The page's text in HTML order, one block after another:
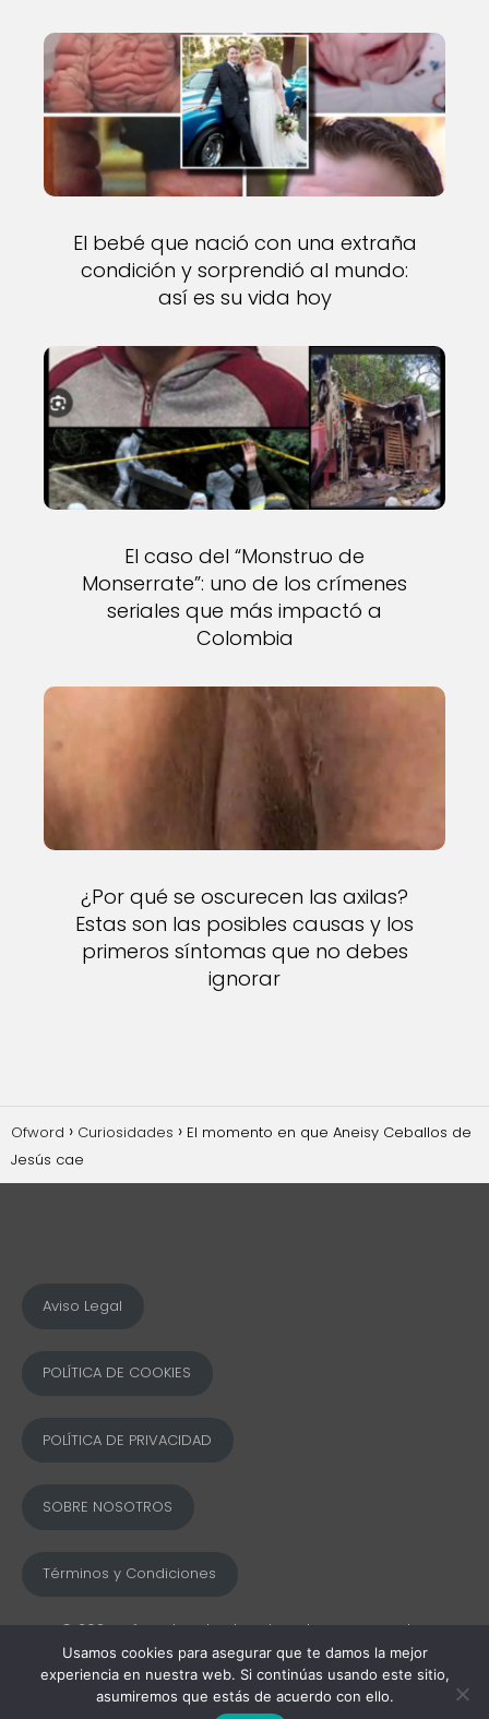
El bebé que nació con una extraña
condición y sorprendió al mundo:
así es su vida hoy
El caso del “Monstruo de
Monserrate”: uno de los crímenes
seriales que más impactó a
Colombia
¿Por qué se oscurecen las axilas?
Estas son las posibles causas y los
primeros síntomas que no debes
ignorar
Ofword Curiosidades
El momento en que Aneisy Ceballos de
Jesús cae
Aviso Legal
POLÍTICA DE COOKIES
POLÍTICA DE PRIVACIDAD
SOBRE NOSOTROS
Términos y Condiciones
© 2025 Ofword Todos los derechos reservados
Usamos cookies para asegurar que te damos la mejor
experiencia en nuestra web. Si continúas usando este sitio,
asumiremos que estás de acuerdo con ello.